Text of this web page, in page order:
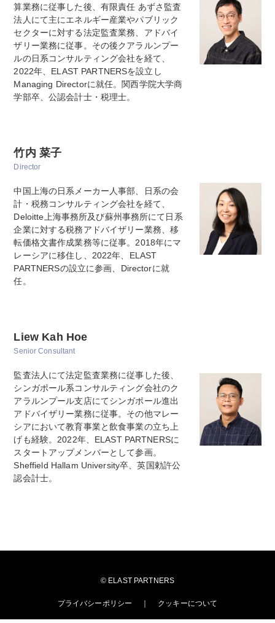
算業務に従事した後、有限責任 あずさ監査
法人にて主にエネルギー産業やパブリック
セクターに対する法定監査業務、アドバイ
ザリー業務に従事。その後クアラルンプー
ルの日系コンサルティング会社を経て、
2022年、ELAST PARTNERSを設立し
Managing Directorに就任。関西学院大学商
学部卒、公認会計士・税理士。
竹内 菜子
Director
中国上海の日系メーカー人事部、日系の会
計・税務コンサルティング会社を経て、
Deloitte上海事務所及び蘇州事務所にて日系
企業に対する税務アドバイザリー業務、移
転価格文書作成業務等に従事。2018年にマ
レーシアに移住し、2022年、ELAST
PARTNERSの設立に参画、Directorに就
任。
Liew Kah Hoe
Senior Consultant
監査法人にて法定監査業務に従事した後、
シンガポール系コンサルティング会社のク
アラルンプール支店にてシンガポール進出
アドバイザリー業務に従事。その他マレー
シアにおいて教育事業と飲食事業の立ち上
げも経験。2022年、ELAST PARTNERSに
スタートアップメンバーとして参画。
Sheffield Hallam University卒、英国勅許公
認会計士。
© ELAST PARTNERS
プライバシーポリシー クッキーについて